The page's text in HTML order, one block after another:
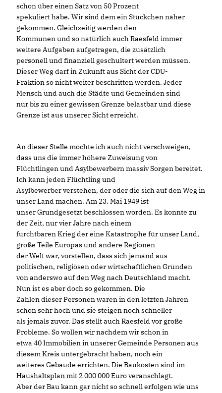
schon über einen Satz von 50 Prozent
spekuliert habe. Wir sind dem ein Stückchen näher
gekommen. Gleichzeitig werden den
Kommunen und so natürlich auch Raesfeld immer
weitere Aufgaben aufgetragen, die zusätzlich
personell und finanziell geschultert werden müssen.
Dieser Weg darf in Zukunft aus Sicht der CDU-
Fraktion so nicht weiter beschritten werden. Jeder
Mensch und auch die Städte und Gemeinden sind
nur bis zu einer gewissen Grenze belastbar und diese
Grenze ist aus unserer Sicht erreicht.
An dieser Stelle möchte ich auch nicht verschweigen,
dass uns die immer höhere Zuweisung von
Flüchtlingen und Asylbewerbern massiv Sorgen bereitet.
Ich kann jeden Flüchtling und
Asylbewerber verstehen, der oder die sich auf den Weg in
unser Land machen. Am 23. Mai 1949 ist
unser Grundgesetzt beschlossen worden. Es konnte zu
der Zeit, nur vier Jahre nach einem
furchtbaren Krieg der eine Katastrophe für unser Land,
große Teile Europas und andere Regionen
der Welt war, vorstellen, dass sich jemand aus
politischen, religiösen oder wirtschaftlichen Gründen
von anderswo auf den Weg nach Deutschland macht.
Nun ist es aber doch so gekommen. Die
Zahlen dieser Personen waren in den letzten Jahren
schon sehr hoch und sie steigen noch schneller
als jemals zuvor. Das stellt auch Raesfeld vor große
Probleme. So wollen wir nachdem wir schon in
etwa 40 Immobilien in unserer Gemeinde Personen aus
diesem Kreis untergebracht haben, noch ein
weiteres Gebäude errichten. Die Baukosten sind im
Haushaltsplan mit 2 000 000 Euro veranschlagt.
Aber der Bau kann gar nicht so schnell erfolgen wie uns